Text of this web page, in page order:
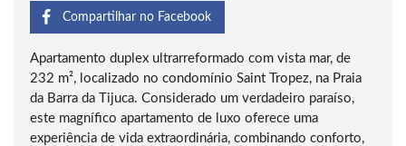
Compartilhar no Facebook
Apartamento duplex ultrarreformado com vista mar, de
232 m², localizado no condomínio Saint Tropez, na Praia
da Barra da Tijuca. Considerado um verdadeiro paraíso,
este magnífico apartamento de luxo oferece uma
experiência de vida extraordinária, combinando conforto,